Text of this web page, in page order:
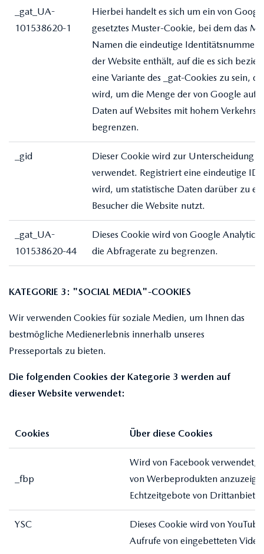
_gat_UA-
101538620-1
Hierbei handelt es sich um ein von
gesetztes Muster-Cookie, bei dem das
Namen die eindeutige Identitätsnummer
der Website enthält, auf die es sich
eine Variante des _gat-Cookies zu sein,
wird, um die Menge der von Google
Daten auf Websites mit hohem
begrenzen.
_gid
Dieser Cookie wird zur Unterscheidung
verwendet. Registriert eine eindeutige
wird, um statistische Daten darüber zu
Besucher die Website nutzt.
_gat_UA-
101538620-44
Dieses Cookie wird von Google Analytics
die Abfragerate zu begrenzen.
KATEGORIE 3: "SOCIAL MEDIA"-COOKIES
Wir verwenden Cookies für soziale Medien, um Ihnen das
bestmögliche Medienerlebnis innerhalb unseres
Presseportals zu bieten.
Die folgenden Cookies der Kategorie 3 werden auf
dieser Website verwendet:
Cookies Über diese Cookies
_fbp
Wird von Facebook verwendet,
von Werbeprodukten
Echtzeitgebote von
YSC
Dieses Cookie wird von
Aufrufe von eingebetteten